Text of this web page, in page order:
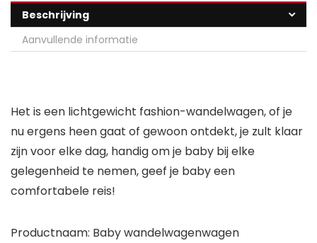
Beschrijving
Aanvullende informatie
Het is een lichtgewicht fashion-wandelwagen, of je
nu ergens heen gaat of gewoon ontdekt, je zult klaar
zijn voor elke dag, handig om je baby bij elke
gelegenheid te nemen, geef je baby een
comfortabele reis!
Productnaam: Baby wandelwagenwagen